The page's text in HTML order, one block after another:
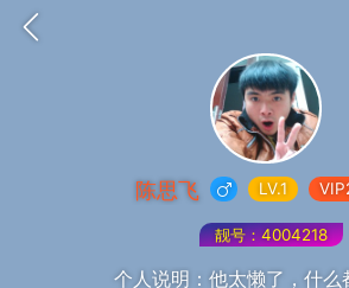
陈思飞 LV.1
靓号：4004218
个人说明：他太懒了，什么